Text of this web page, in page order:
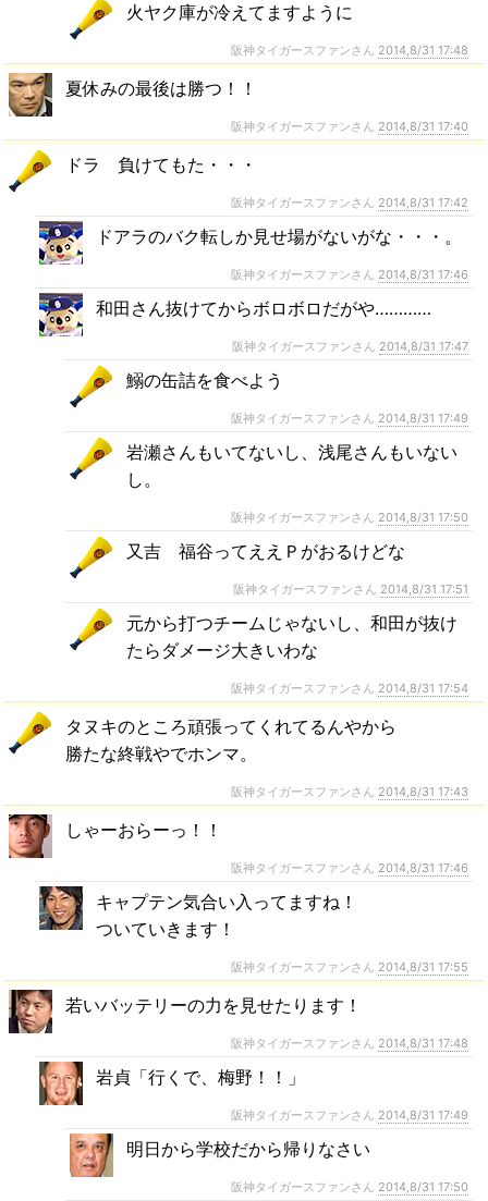
火ヤク庫が冷えてますように
阪神タイガースファンさん 2014,8/31 17:48
夏休みの最後は勝つ！！
阪神タイガースファンさん 2014,8/31 17:40
ドラ 負けてもた・・・
阪神タイガースファンさん 2014,8/31 17:42
ドアラのバク転しか見せ場がないがな・・・。
阪神タイガースファンさん 2014,8/31 17:46
和田さん抜けてからボロボロだがや…………
阪神タイガースファンさん 2014,8/31 17:47
鰯の缶詰を食べよう
阪神タイガースファンさん 2014,8/31 17:49
岩瀬さんもいてないし、浅尾さんもいない
し。
阪神タイガースファンさん 2014,8/31 17:50
又吉 福谷ってええＰがおるけどな
阪神タイガースファンさん 2014,8/31 17:51
元から打つチームじゃないし、和田が抜け
たらダメージ大きいわな
阪神タイガースファンさん 2014,8/31 17:54
タヌキのところ頑張ってくれてるんやから
勝たな終戦やでホンマ。
阪神タイガースファンさん 2014,8/31 17:43
しゃーおらーっ！！
阪神タイガースファンさん 2014,8/31 17:46
キャプテン気合い入ってますね！
ついていきます！
阪神タイガースファンさん 2014,8/31 17:55
若いバッテリーの力を見せたります！
阪神タイガースファンさん 2014,8/31 17:48
岩貞「行くで、梅野！！」
阪神タイガースファンさん 2014,8/31 17:49
明日から学校だから帰りなさい
阪神タイガースファンさん 2014,8/31 17:50